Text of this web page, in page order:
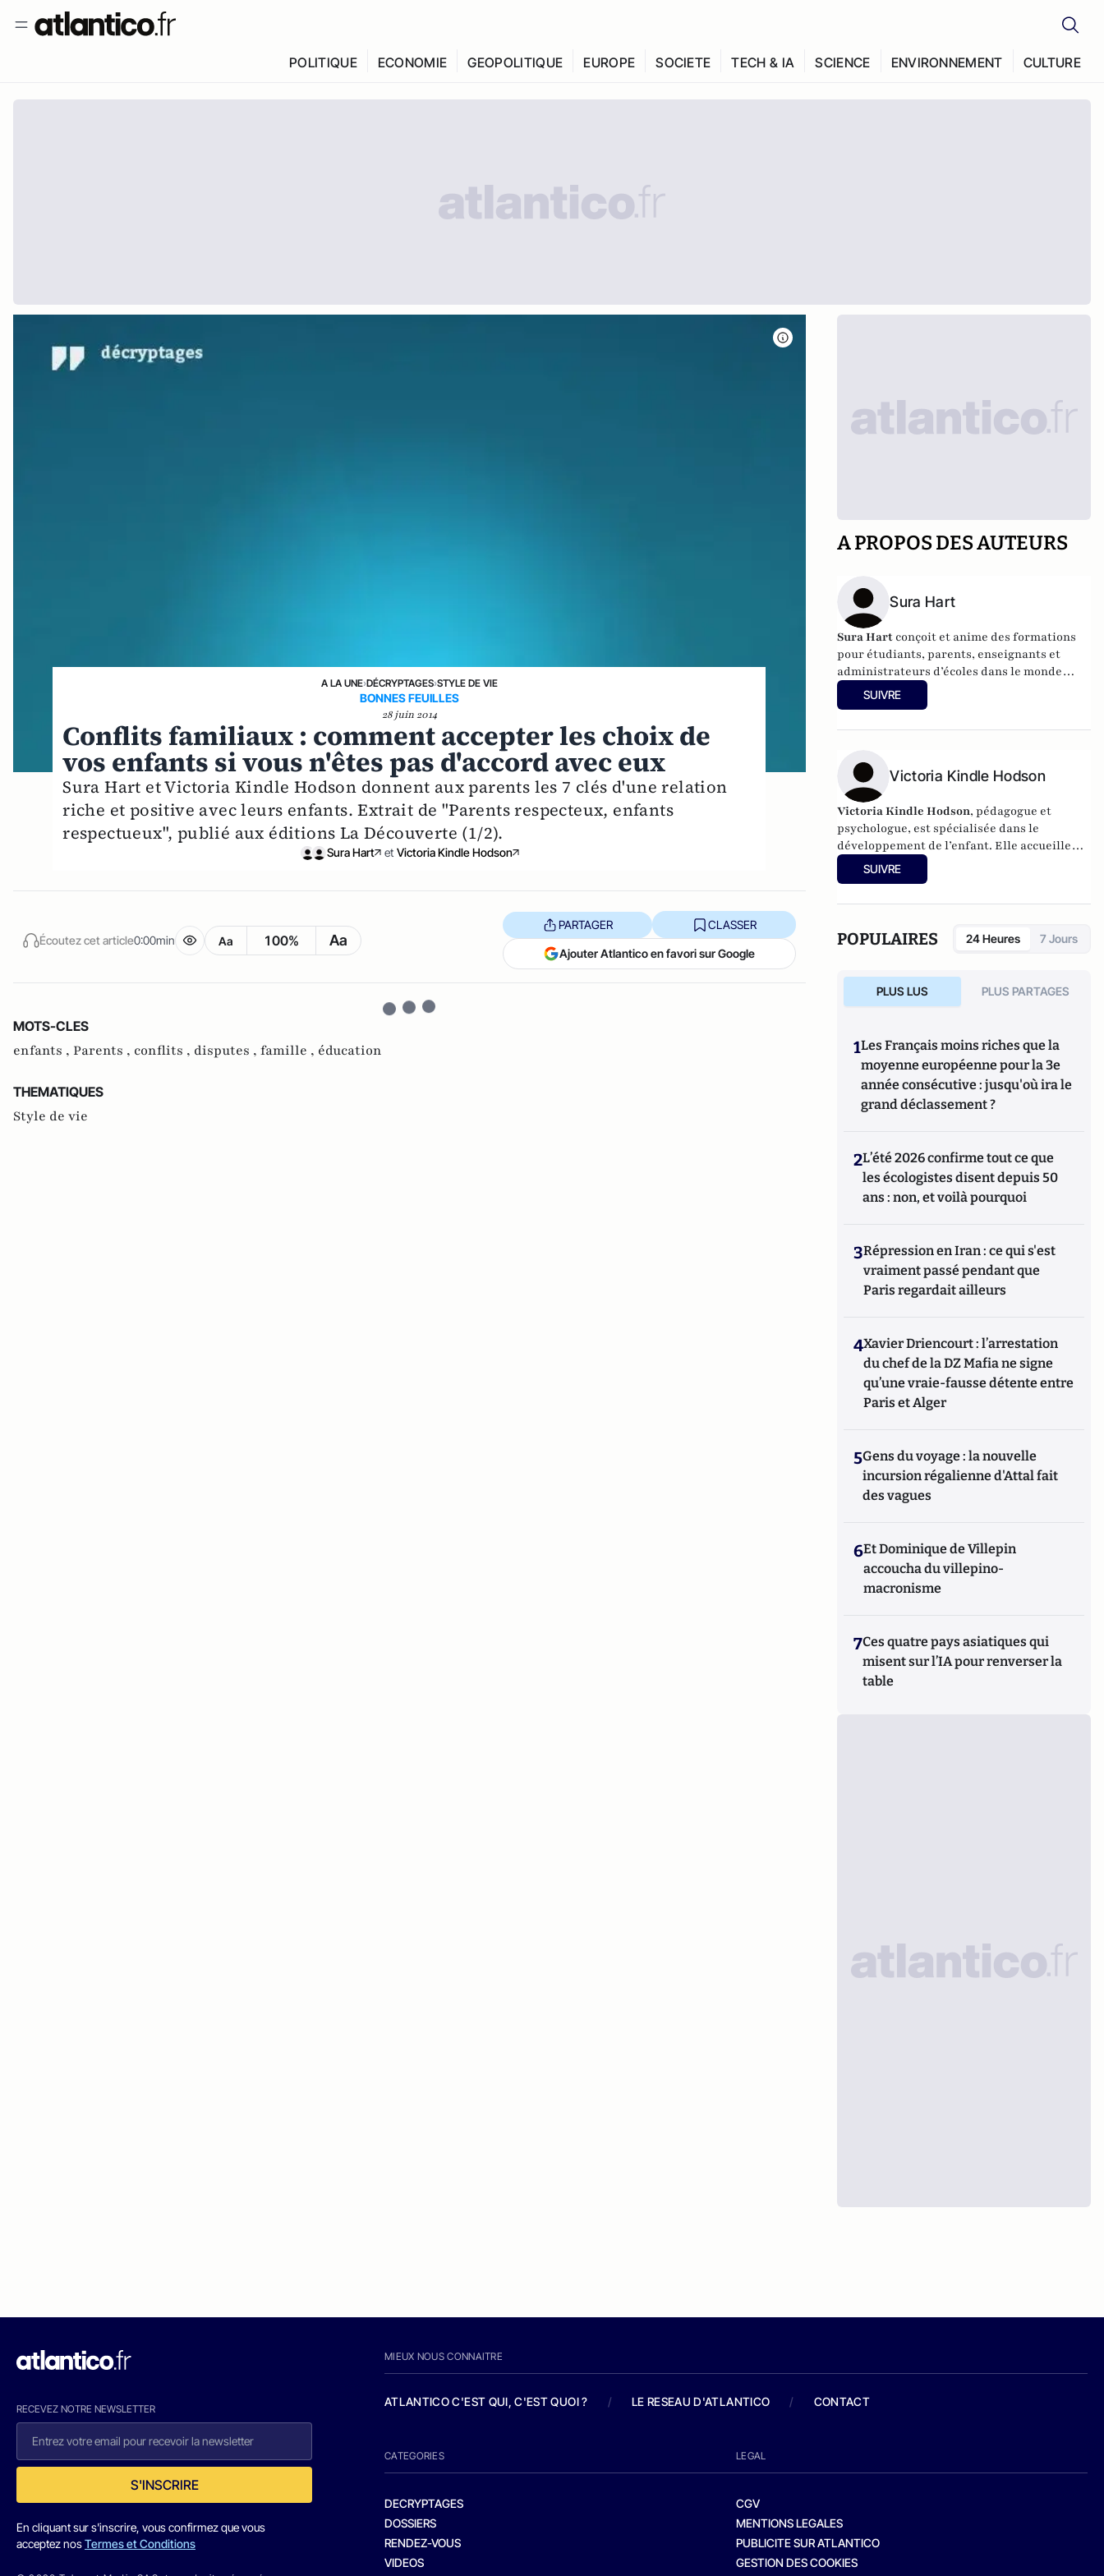
POLITIQUE ECONOMIE GEOPOLITIQUE EUROPE SOCIETE TECH & IA SCIENCE ENVIRONNEMENT CULTURE
A LA UNE›DÉCRYPTAGES›STYLE DE VIE
BONNES FEUILLES
28 juin 2014
Conflits familiaux : comment accepter les choix de
vos enfants si vous n'êtes pas d'accord avec eux
Sura Hart et Victoria Kindle Hodson donnent aux parents les 7 clés d'une relation
riche et positive avec leurs enfants. Extrait de "Parents respecteux, enfants
respectueux", publié aux éditions La Découverte (1/2).
Sura Hart et Victoria Kindle Hodson
Écoutez cet article0:00min Aa 100% Aa
PARTAGER CLASSER
Ajouter Atlantico en favori sur Google
MOTS-CLES
enfants , Parents , conflits , disputes , famille , éducation
THEMATIQUES
Style de vie
A PROPOS DES AUTEURS
Sura Hart
Sura Hart conçoit et anime des formations
pour étudiants, parents, enseignants et
administrateurs d’écoles dans le monde
entier. Elle travaille avec des jeunes à
risque, pour lesquels elle élabore des
formatrice certifiée en Communication
NonViolente.
SUIVRE
Victoria Kindle Hodson
Victoria Kindle Hodson, pédagogue et
psychologue, est spécialisée dans le
développement de l’enfant. Elle accueille
des parents en consultation et organise des
ateliers à leur intention depuis plus de
enseignants et administrateurs d’écoles
publiques et privées, pour des enseignants
thérapeutes.
SUIVRE
POPULAIRES 24 Heures 7 Jours
PLUS LUS PLUS PARTAGES
1Les Français moins riches que la
moyenne européenne pour la 3e
année consécutive : jusqu'où ira le
grand déclassement ?
2L’été 2026 confirme tout ce que
les écologistes disent depuis 50
ans : non, et voilà pourquoi
3Répression en Iran : ce qui s'est
vraiment passé pendant que
Paris regardait ailleurs
4Xavier Driencourt : l’arrestation
du chef de la DZ Mafia ne signe
qu’une vraie-fausse détente entre
Paris et Alger
5Gens du voyage : la nouvelle
incursion régalienne d'Attal fait
des vagues
6Et Dominique de Villepin
accoucha du villepino-
macronisme
7Ces quatre pays asiatiques qui
misent sur l’IA pour renverser la
table
RECEVEZ NOTRE NEWSLETTER
S'INSCRIRE
En cliquant sur s'inscrire, vous confirmez que vous
acceptez nosTermes et Conditions
MIEUX NOUS CONNAITRE
ATLANTICO C'EST QUI, C'EST QUOI ? / LE RESEAU D'ATLANTICO / CONTACT
CATEGORIES
DECRYPTAGES
DOSSIERS
RENDEZ-VOUS
VIDEOS
LEGAL
CGV
MENTIONS LEGALES
PUBLICITE SUR ATLANTICO
GESTION DES COOKIES